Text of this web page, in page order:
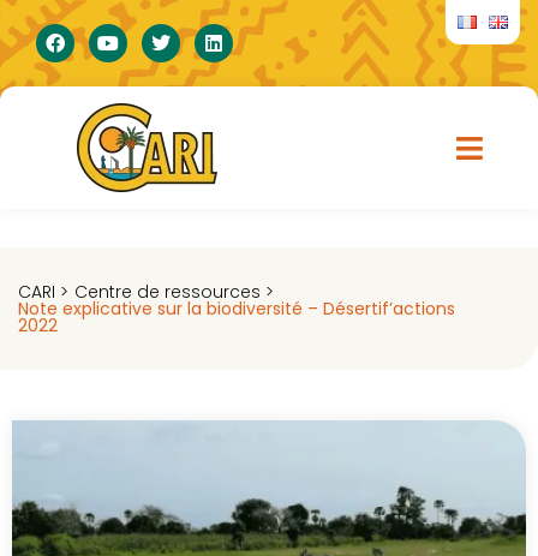
CARI > Centre de ressources >
Note explicative sur la biodiversité – Désertif’actions
2022